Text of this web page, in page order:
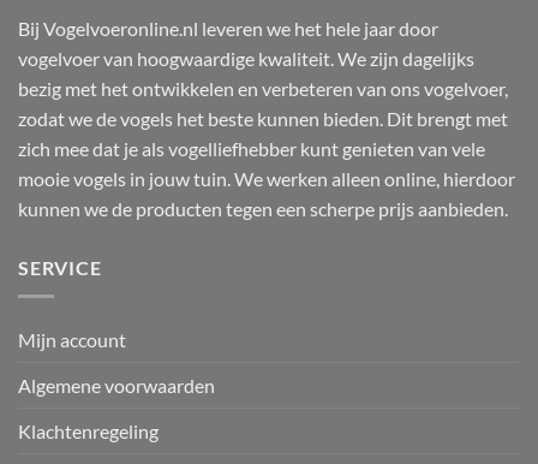
Bij Vogelvoeronline.nl leveren we het hele jaar door
vogelvoer van hoogwaardige kwaliteit. We zijn dagelijks
bezig met het ontwikkelen en verbeteren van ons vogelvoer,
zodat we de vogels het beste kunnen bieden. Dit brengt met
zich mee dat je als vogelliefhebber kunt genieten van vele
mooie vogels in jouw tuin. We werken alleen online, hierdoor
kunnen we de producten tegen een scherpe prijs aanbieden.
SERVICE
Mijn account
Algemene voorwaarden
Klachtenregeling